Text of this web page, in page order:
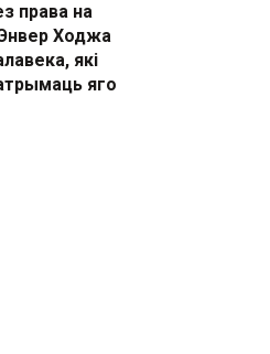
права на
Ходжа
які
яго